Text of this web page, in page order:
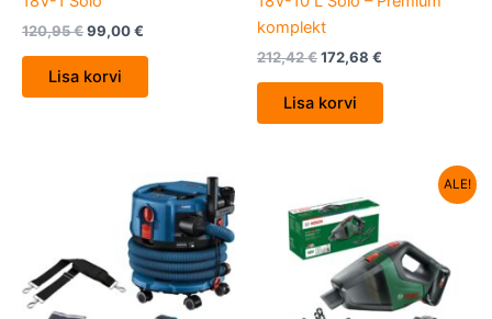
120,95€99,00€
Lisa korvi
komplekt
212,42€172,68 €
Lisa korvi
ALE!
hind
oli:
165,33 €.